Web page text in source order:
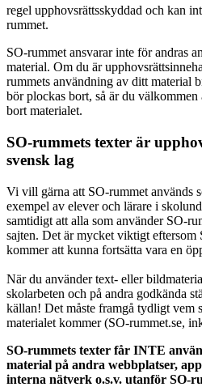
regel upphovsrättsskyddad och kan
rummet.
SO-rummet ansvarar inte för andras
material. Om du är
rummets användning av ditt material
bör plockas bort, så är du välkommen
bort materialet.
SO-rummets texter är
svensk lag
Vi vill gärna att SO-rummet används
exempel av elever och lärare i
samtidigt att alla som använder SO-
sajten. Det är mycket viktigt eftersom
kommer att kunna fortsätta vara en
När du använder text- eller
skolarbeten och på andra godkända
källan! Det måste framgå tydligt vem
materialet kommer (SO-rummet.se,
SO-rummets texter får INTE
material på andra webbplatser,
interna nätverk o.s.v. utanför SO-